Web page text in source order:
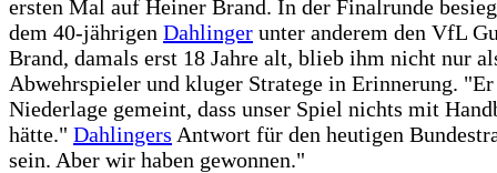
ersten Mal auf Heiner Brand. In der Finalrunde
dem 40-jährigen Dahlinger unter anderem den VfL
Brand, damals erst 18 Jahre alt, blieb ihm nicht nur
Abwehrspieler und kluger Stratege in Erinnerung. "Er
Niederlage gemeint, dass unser Spiel nichts mit
hätte." Dahlingers Antwort für den heutigen
sein. Aber wir haben gewonnen."